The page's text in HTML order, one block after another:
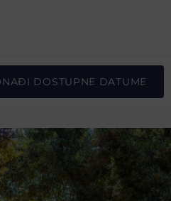
DOSTUPNE DATUME